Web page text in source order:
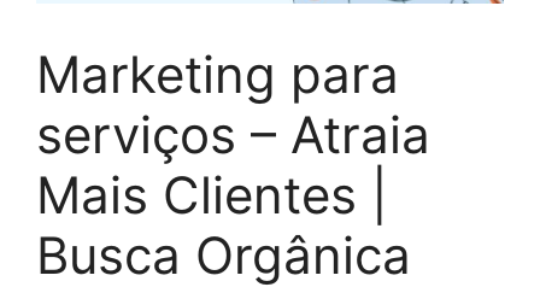
Marketing para
serviços – Atraia
Mais Clientes |
Busca Orgânica